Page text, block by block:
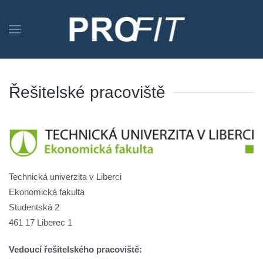
Přejít na hlavní obsah
Řešitelské pracoviště
Technická univerzita v Liberci
Ekonomická fakulta
Studentská 2
461 17 Liberec 1
Vedoucí řešitelského pracoviště: